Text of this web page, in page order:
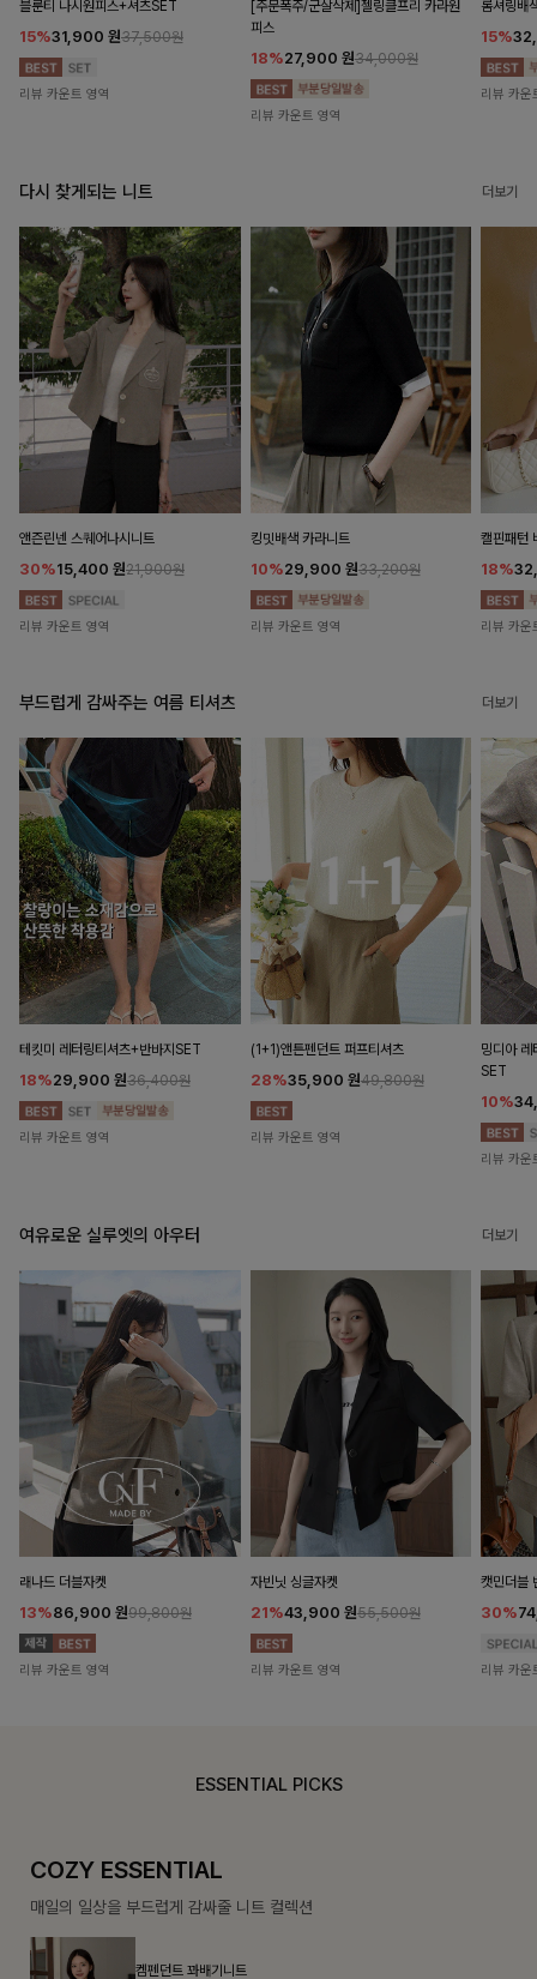
블룬티 나시원피스+셔츠SET
15%31,900 원37,500원
리뷰 카운트 영역
[주문폭주/군살삭제]젤링클프리 카라원
피스
18%27,900 원34,000원
리뷰 카운트 영역
롬셔링배
15%
리뷰 카운
다시 찾게되는 니트 더보기
앤즌린넨 스퀘어나시니트
30%15,400 원21,900원
리뷰 카운트 영역
킹밋배색 카라니트
10%29,900 원33,200원
리뷰 카운트 영역
캘핀패턴
18%
리뷰 카운
부드럽게 감싸주는 여름 티셔츠 더보기
테킷미 레터링티셔츠+반바지SET
18%29,900 원36,400원
리뷰 카운트 영역
(1+1)앤튼펜던트 퍼프티셔츠
28%35,900 원49,800원
리뷰 카운트 영역
밍디아 레
SET
10%
리뷰 카운
여유로운 실루엣의 아우터 더보기
래나드 더블자켓
13%86,900 원99,800원
리뷰 카운트 영역
자빈닛 싱글자켓
21%43,900 원55,500원
리뷰 카운트 영역
캣민더블
30%
리뷰 카운
ESSENTIAL PICKS
COZY ESSENTIAL
매일의 일상을 부드럽게 감싸줄 니트 컬렉션
켐펜던트 꽈배기니트